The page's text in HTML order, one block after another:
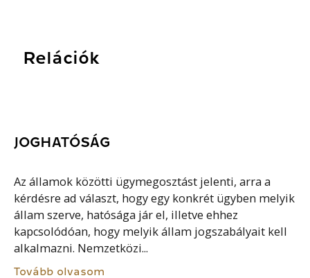
Relációk
JOGHATÓSÁG
Az államok közötti ügymegosztást jelenti, arra a
kérdésre ad választ, hogy egy konkrét ügyben melyik
állam szerve, hatósága jár el, illetve ehhez
kapcsolódóan, hogy melyik állam jogszabályait kell
alkalmazni. Nemzetközi...
Tovább olvasom